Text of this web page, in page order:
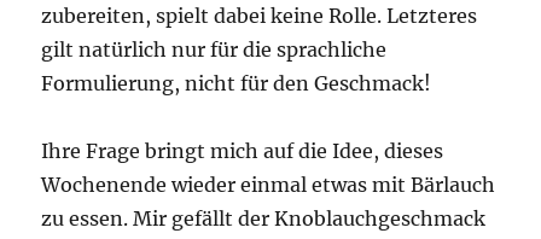
zubereiten, spielt dabei keine Rolle. Letzteres
gilt natürlich nur für die sprachliche
Formulierung, nicht für den Geschmack!
Ihre Frage bringt mich auf die Idee, dieses
Wochenende wieder einmal etwas mit Bärlauch
zu essen. Mir gefällt der Knoblauchgeschmack